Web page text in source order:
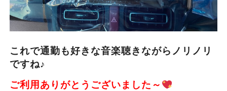
これで通勤も好きな音楽聴きながらノリノリ
ですね♪
ご利用ありがとうございました～